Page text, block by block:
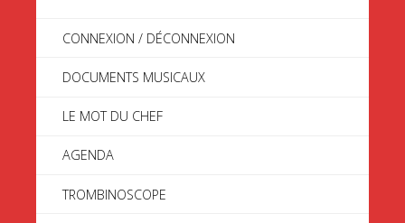
CONNEXION / DÉCONNEXION
DOCUMENTS MUSICAUX
LE MOT DU CHEF
AGENDA
TROMBINOSCOPE